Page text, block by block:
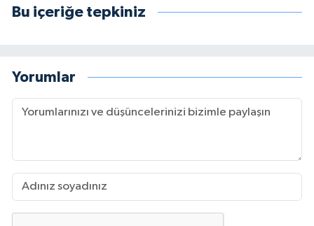
Bu içeriğe tepkiniz
Yorumlar